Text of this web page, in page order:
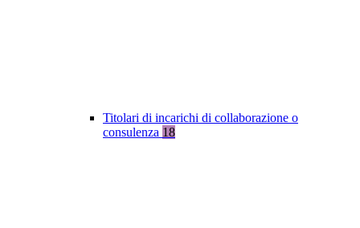
Titolari di incarichi di collaborazione o
consulenza 18